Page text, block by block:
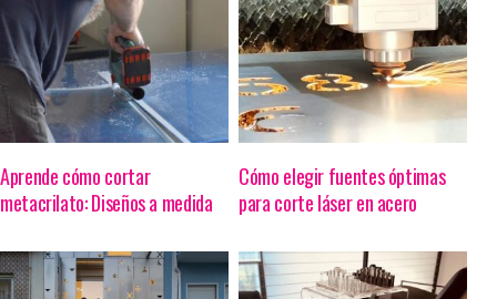
Aprende cómo cortar
metacrilato: Diseños a medida
Cómo elegir fuentes óptimas
para corte láser en acero